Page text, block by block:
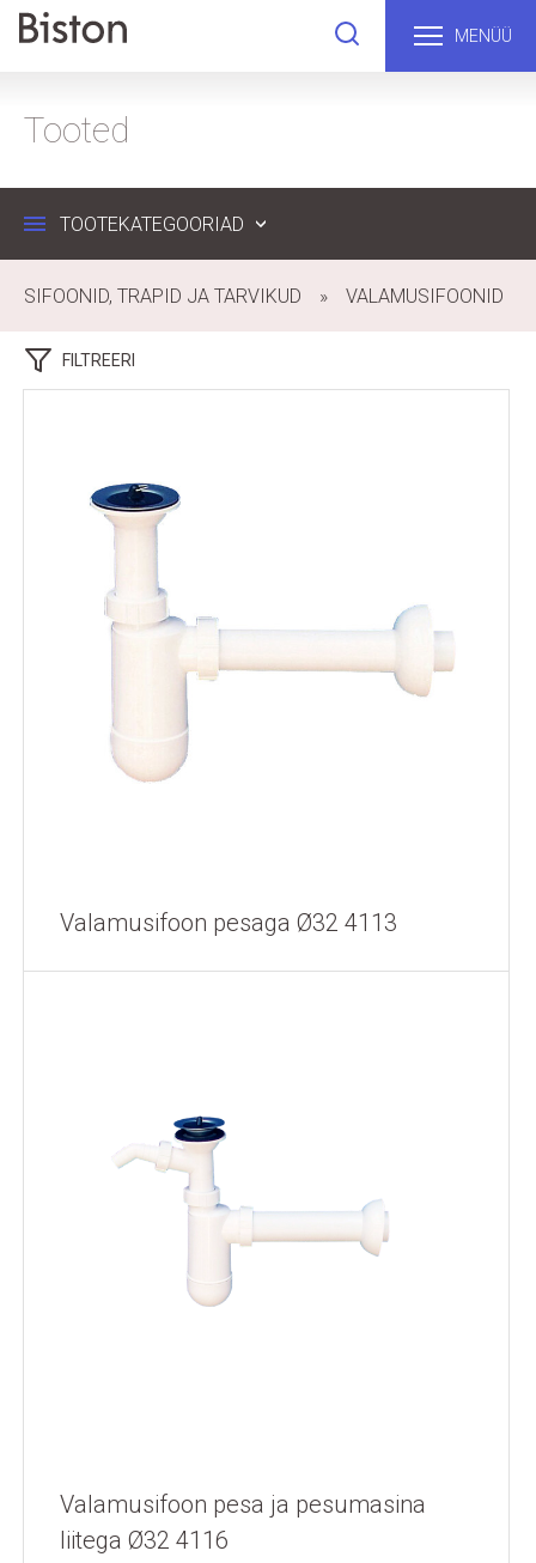
MENÜÜ
Tooted
TOOTEKATEGOORIAD
SIFOONID, TRAPID JA TARVIKUD VALAMUSIFOONID
FILTREERI
Valamusifoon pesaga Ø32 4113
Valamusifoon pesa ja pesumasina
liitega Ø32 4116